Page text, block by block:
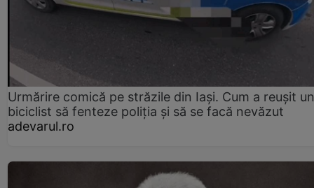
Urmărire comică pe străzile din Iași. Cum a reușit un
biciclist să fenteze poliția și să se facă nevăzut
adevarul.ro